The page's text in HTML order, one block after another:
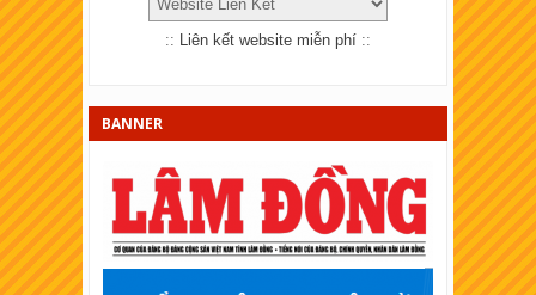
XSKT Bến Tre
XSKT Sóc Trăng
XSKT Cần Thơ
XSKT An Giang
:: Liên kết website miễn phí ::
BANNER